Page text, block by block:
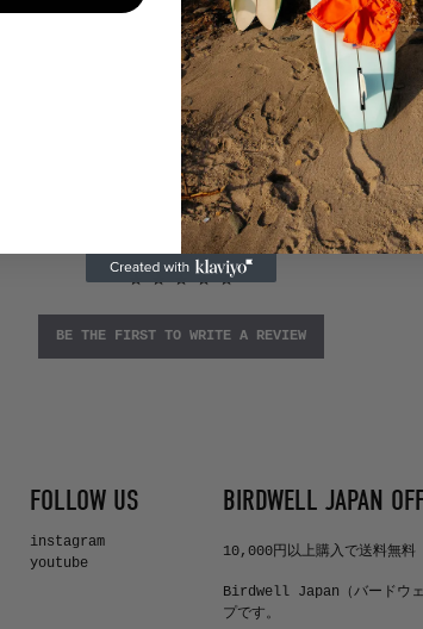
BE THE FIRST TO WRITE A REVIEW
BIRDWELL JAPAN
10,000円以上購入で送料無料
Birdwell Japan（バードウ
プです。
FOLLOW US
instagram
youtube